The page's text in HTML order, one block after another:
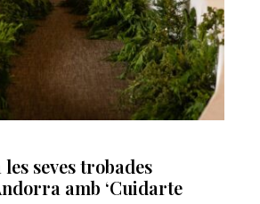
seves trobades
amb ‘Cuidarte